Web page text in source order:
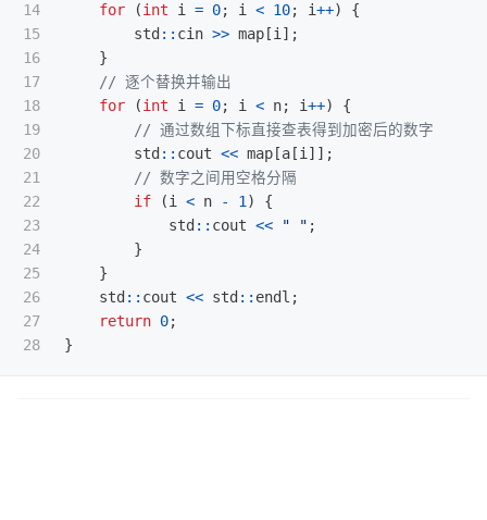
14
15
16
17
18
19
20
21
22
23
24
25
26
27
for
(int i = 0; i < 10; i++)
{
std :: cin >> map [i ];
}
// 逐个替换并输出
for
(int i = 0; i < n; i++)
{
// 通过数组下标直接查表得到加密后的数字
std :: cout << map [a [i ]];
// 数字之间用空格分隔
if
(i < n - 1 )
{
std :: cout << " " ;
}
}
std :: cout << std :: endl ;
return 0;
}